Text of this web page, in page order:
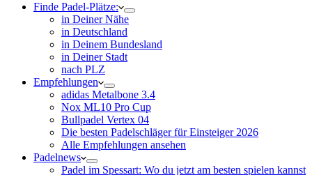
Finde Padel-Plätze:
in Deiner Nähe
in Deutschland
in Deinem Bundesland
in Deiner Stadt
nach PLZ
Empfehlungen
adidas Metalbone 3.4
Nox ML10 Pro Cup
Bullpadel Vertex 04
Die besten Padelschläger für Einsteiger 2026
Alle Empfehlungen ansehen
Padelnews
Padel im Spessart: Wo du jetzt am besten spielen kannst